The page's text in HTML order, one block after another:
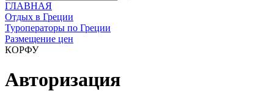
ГЛАВНАЯ
Отдых в Греции
Туроператоры по Греции
Размещение цен
КОРФУ
Авторизация